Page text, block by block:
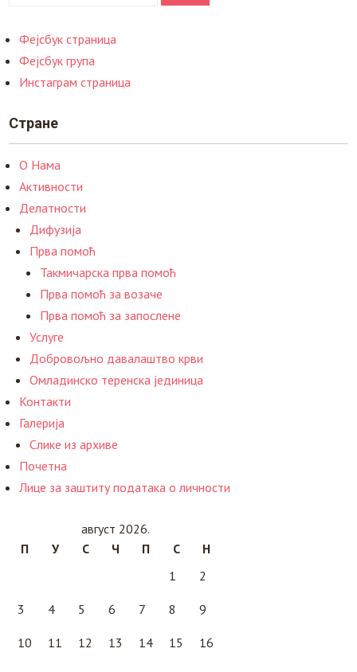
Фејсбук страница
Фејсбук група
Инстаграм страница
Стране
О Нама
Активности
Делатности
Дифузија
Прва помоћ
Такмичарска прва помоћ
Прва помоћ за возаче
Прва помоћ за запослене
Услуге
Добровољно давалаштво крви
Омладинско теренска јединица
Контакти
Галерија
Слике из архиве
Почетна
Лице за заштиту података о личности
август 2026.
П
У С Ч П С
Н
1
2
3 4 5 6 7 8 9
10 11 12 13 14 15 16